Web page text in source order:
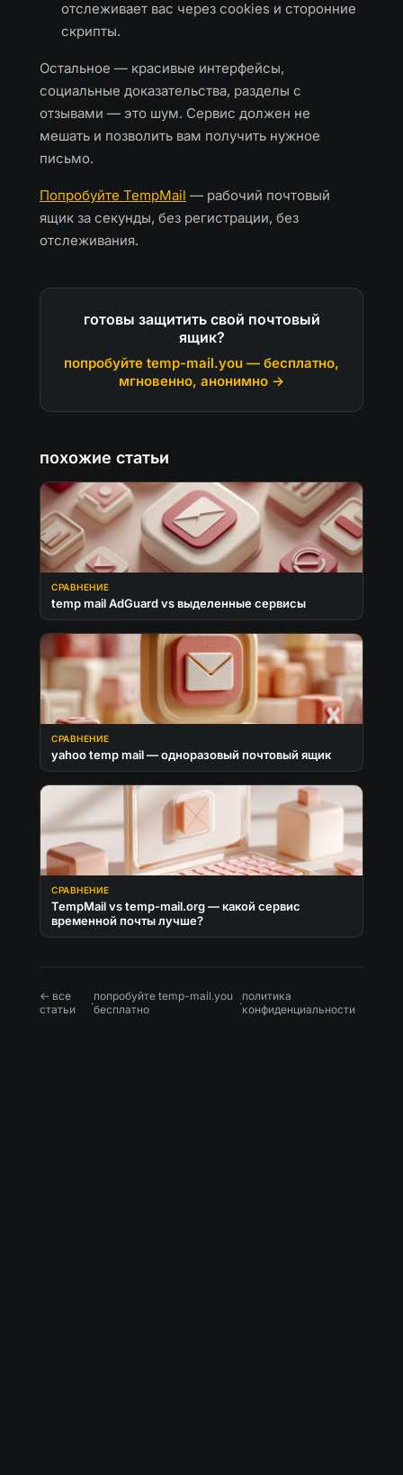
отслеживает вас через cookies и сторонние
скрипты.
Остальное — красивые интерфейсы,
социальные доказательства, разделы с
отзывами — это шум. Сервис должен не
мешать и позволить вам получить нужное
письмо.
Попробуйте TempMail — рабочий почтовый
ящик за секунды, без регистрации, без
отслеживания.
готовы защитить свой почтовый
ящик?
попробуйте temp-mail.you — бесплатно,
мгновенно, анонимно →
похожие статьи
СРАВНЕНИЕ
temp mail AdGuard vs выделенные сервисы
СРАВНЕНИЕ
yahoo temp mail — одноразовый почтовый ящик
СРАВНЕНИЕ
TempMail vs temp-mail.org — какой сервис
временной почты лучше?
← все
статьи
·попробуйте temp-mail.you
бесплатно
·политика
конфиденциальности